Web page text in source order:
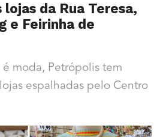
lojas da Rua Teresa,
e Feirinha de
moda, Petrópolis tem
espalhadas pelo Centro